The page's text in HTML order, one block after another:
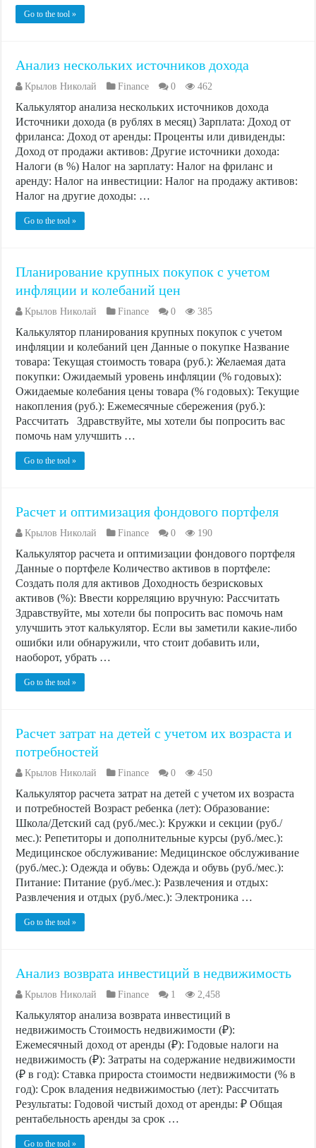
Go to the tool »
Анализ нескольких источников дохода
Крылов Николай Finance 0 462
Калькулятор анализа нескольких источников дохода
Источники дохода (в рублях в месяц) Зарплата: Доход от
фриланса: Доход от аренды: Проценты или дивиденды:
Доход от продажи активов: Другие источники дохода:
Налоги (в %) Налог на зарплату: Налог на фриланс и
аренду: Налог на инвестиции: Налог на продажу активов:
Налог на другие доходы: …
Go to the tool »
Планирование крупных покупок с учетом
инфляции и колебаний цен
Крылов Николай Finance 0 385
Калькулятор планирования крупных покупок с учетом
инфляции и колебаний цен Данные о покупке Название
товара: Текущая стоимость товара (руб.): Желаемая дата
покупки: Ожидаемый уровень инфляции (% годовых):
Ожидаемые колебания цены товара (% годовых): Текущие
накопления (руб.): Ежемесячные сбережения (руб.):
Рассчитать Здравствуйте, мы хотели бы попросить вас
помочь нам улучшить …
Go to the tool »
Расчет и оптимизация фондового портфеля
Крылов Николай Finance 0 190
Калькулятор расчета и оптимизации фондового портфеля
Данные о портфеле Количество активов в портфеле:
Создать поля для активов Доходность безрисковых
активов (%): Ввести корреляцию вручную: Рассчитать
Здравствуйте, мы хотели бы попросить вас помочь нам
улучшить этот калькулятор. Если вы заметили какие-либо
ошибки или обнаружили, что стоит добавить или,
наоборот, убрать …
Go to the tool »
Расчет затрат на детей с учетом их возраста и
потребностей
Крылов Николай Finance 0 450
Калькулятор расчета затрат на детей с учетом их возраста
и потребностей Возраст ребенка (лет): Образование:
Школа/Детский сад (руб./мес.): Кружки и секции (руб./
мес.): Репетиторы и дополнительные курсы (руб./мес.):
Медицинское обслуживание: Медицинское обслуживание
(руб./мес.): Одежда и обувь: Одежда и обувь (руб./мес.):
Питание: Питание (руб./мес.): Развлечения и отдых:
Развлечения и отдых (руб./мес.): Электроника …
Go to the tool »
Анализ возврата инвестиций в недвижимость
Крылов Николай Finance 1 2,458
Калькулятор анализа возврата инвестиций в
недвижимость Стоимость недвижимости (₽):
Ежемесячный доход от аренды (₽): Годовые налоги на
недвижимость (₽): Затраты на содержание недвижимости
(₽ в год): Ставка прироста стоимости недвижимости (% в
год): Срок владения недвижимостью (лет): Рассчитать
Результаты: Годовой чистый доход от аренды: ₽ Общая
рентабельность аренды за срок …
Go to the tool »